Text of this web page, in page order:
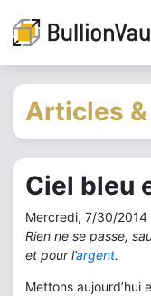
Articles
Ciel bleu
Mercredi, 7/30/2014
Rien ne se passe,
et pour l’argent.
Mettons aujourd’hui